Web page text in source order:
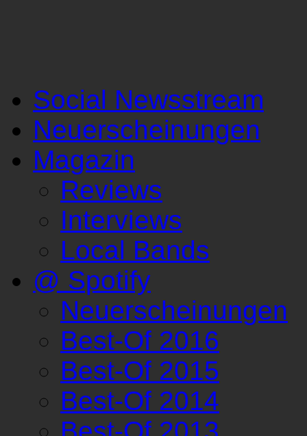
Social Newsstream
Neuerscheinungen
Magazin
Reviews
Interviews
Local Bands
@ Spotify
Neuerscheinungen
Best-Of 2016
Best-Of 2015
Best-Of 2014